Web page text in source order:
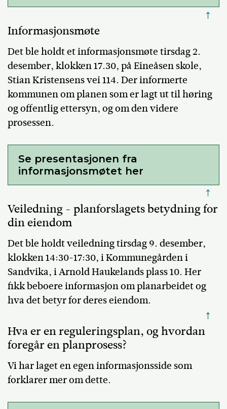
↑
Informasjonsmøte
Det ble holdt et informasjonsmøte tirsdag2.
desember, klokken 17.30, påEineåsenskole,
Stian Kristensens vei 114. Der informerte
kommunen om planen som er lagt ut til høring
og offentlig ettersyn, og om den videre
prosessen.
Se presentasjonen fra
informasjonsmøtet her
↑
Veiledning - planforslagets betydning for
din eiendom
Det ble holdtveiledningtirsdag9. desember,
klokken14:30-17:30, i Kommunegården i
Sandvika, i Arnold Haukelands plass 10. Her
fikk beboere informasjon om planarbeidet og
hva det betyr for deres eiendom.
↑
Hva er en reguleringsplan, og hvordan
foregår en planprosess?
Vi har laget en egen informasjonsside som
forklarer mer om dette.